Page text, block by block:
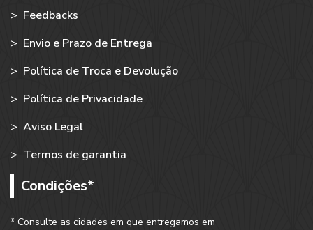
> Feedbacks
> Envio e Prazo de Entrega
> Política de Troca e Devolução
> Política de Privacidade
> Aviso Legal
> Termos de garantia
Condições*
* Consulte as cidades em que entregamos em